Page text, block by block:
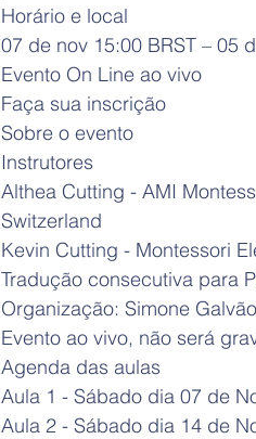
Horário e local
07 de nov 15:00 BRST – 05
Evento On Line ao vivo
Faça sua inscrição
Sobre o evento
Instrutores
Althea Cutting - AMI
Switzerland
Kevin Cutting - Montessori
Tradução consecutiva para
Organização: Simone
Evento ao vivo, não será
Agenda das aulas
Aula 1 - Sábado dia 07 de
Aula 2 - Sábado dia 14 de